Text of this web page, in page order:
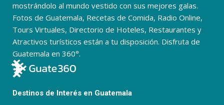
mostrándolo al mundo vestido con sus mejores galas.
Fotos de Guatemala, Recetas de Comida, Radio Online,
Tours Virtuales, Directorio de Hoteles, Restaurantes y
Atractivos turísticos están a tu disposición. Disfruta de
Guatemala en 360°.
Destinos de Interés en Guatemala